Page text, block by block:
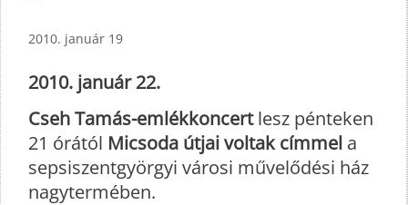
2010. január 19
2010. január 22.
Cseh Tamás-emlékkoncertlesz pénteken
21 órától Micsoda útjai voltak címmel a
sepsiszentgyörgyi városi művelődési ház
nagytermében.